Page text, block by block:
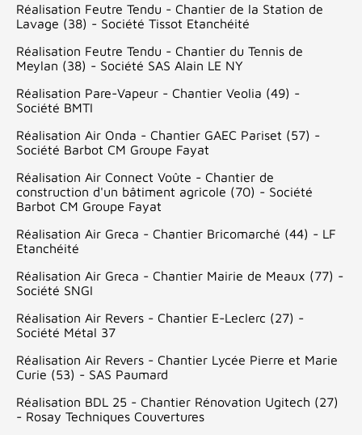
Réalisation Feutre Tendu - Chantier de la Station de
Lavage (38) - Société Tissot Etanchéité
Réalisation Feutre Tendu - Chantier du Tennis de
Meylan (38) - Société SAS Alain LE NY
Réalisation Pare-Vapeur - Chantier Veolia (49) -
Société BMTI
Réalisation Air Onda - Chantier GAEC Pariset (57) -
Société Barbot CM Groupe Fayat
Réalisation Air Connect Voûte - Chantier de
construction d'un bâtiment agricole (70) - Société
Barbot CM Groupe Fayat
Réalisation Air Greca - Chantier Bricomarché (44) - LF
Etanchéité
Réalisation Air Greca - Chantier Mairie de Meaux (77) -
Société SNGI
Réalisation Air Revers - Chantier E-Leclerc (27) -
Société Métal 37
Réalisation Air Revers - Chantier Lycée Pierre et Marie
Curie (53) - SAS Paumard
Réalisation BDL 25 - Chantier Rénovation Ugitech (27)
- Rosay Techniques Couvertures